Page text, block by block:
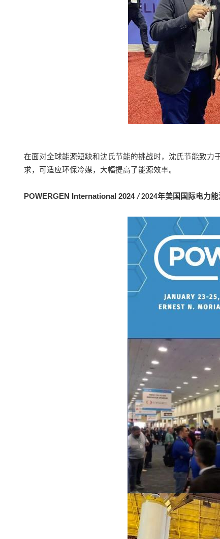
在面对全球能源短缺和沈氏节能的挑战时，沈氏节能致
求，可适应环保冷媒，大幅提高了能源效率。
POWERGEN International 2024 / 2024年美国国际电力